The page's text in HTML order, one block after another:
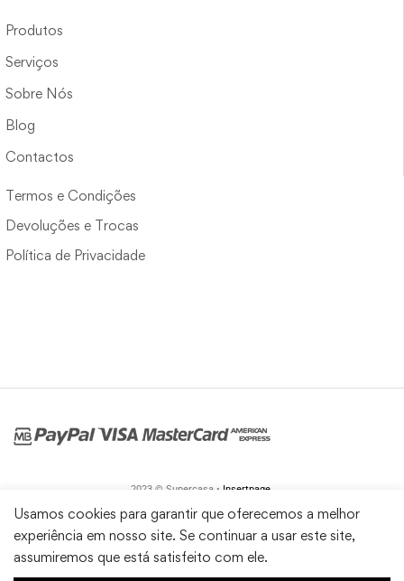
Produtos
Serviços
Sobre Nós
Blog
Contactos
Termos e Condições
Devoluções e Trocas
Política de Privacidade
2023 © Supercasa • Insertpage
Usamos cookies para garantir que oferecemos a melhor
experiência em nosso site. Se continuar a usar este site,
assumiremos que está satisfeito com ele.